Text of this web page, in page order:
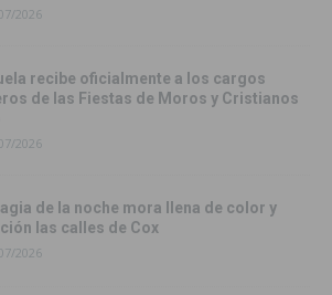
2026
recibe oficialmente a los cargos
de las Fiestas de Moros y Cristianos
2026
de la noche mora llena de color y
las calles de Cox
2026